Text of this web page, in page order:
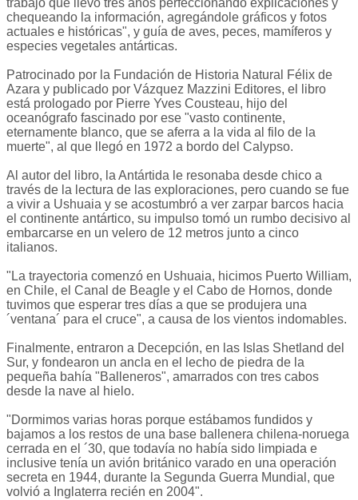
trabajo que llevó tres años perfeccionando explicaciones y
chequeando la información, agregándole gráficos y fotos
actuales e históricas", y guía de aves, peces, mamíferos y
especies vegetales antárticas.
Patrocinado por la Fundación de Historia Natural Félix de
Azara y publicado por Vázquez Mazzini Editores, el libro
está prologado por Pierre Yves Cousteau, hijo del
oceanógrafo fascinado por ese "vasto continente,
eternamente blanco, que se aferra a la vida al filo de la
muerte", al que llegó en 1972 a bordo del Calypso.
Al autor del libro, la Antártida le resonaba desde chico a
través de la lectura de las exploraciones, pero cuando se fue
a vivir a Ushuaia y se acostumbró a ver zarpar barcos hacia
el continente antártico, su impulso tomó un rumbo decisivo al
embarcarse en un velero de 12 metros junto a cinco
italianos.
"La trayectoria comenzó en Ushuaia, hicimos Puerto William,
en Chile, el Canal de Beagle y el Cabo de Hornos, donde
tuvimos que esperar tres días a que se produjera una
´ventana´ para el cruce", a causa de los vientos indomables.
Finalmente, entraron a Decepción, en las Islas Shetland del
Sur, y fondearon un ancla en el lecho de piedra de la
pequeña bahía "Balleneros", amarrados con tres cabos
desde la nave al hielo.
"Dormimos varias horas porque estábamos fundidos y
bajamos a los restos de una base ballenera chilena-noruega
cerrada en el ´30, que todavía no había sido limpiada e
inclusive tenía un avión británico varado en una operación
secreta en 1944, durante la Segunda Guerra Mundial, que
volvió a Inglaterra recién en 2004".